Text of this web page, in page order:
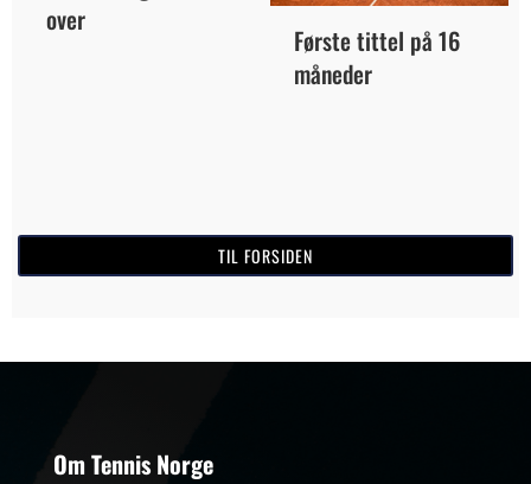
over
Første tittel på 16
måneder
TIL FORSIDEN
Om Tennis Norge